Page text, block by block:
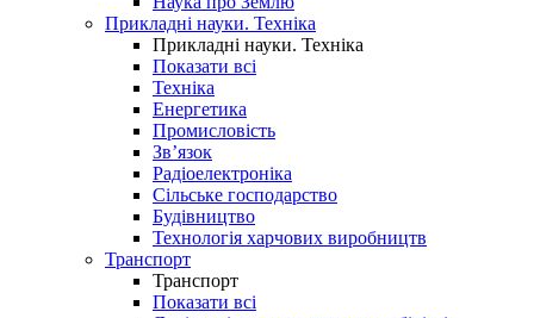
Прикладні науки. Техніка
Прикладні науки. Техніка
Показати всі
Техніка
Енергетика
Промисловість
Зв’язок
Радіоелектроніка
Сільське господарство
Будівництво
Технологія харчових виробництв
Транспорт
Транспорт
Показати всі